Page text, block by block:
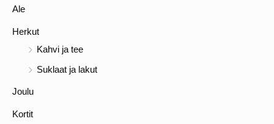
Ale
Herkut
Kahvi ja tee
Suklaat ja lakut
Joulu
Kortit